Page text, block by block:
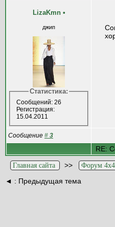
LizaKmn •
джип
Статистика:
Сообщений: 26
Регистрация:
15.04.2011
Сообщение # 3
RE:
Главная сайта >> Форум 4x4
◄ : Предыдущая тема